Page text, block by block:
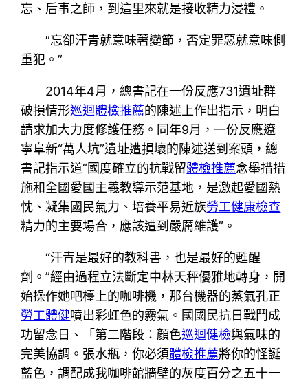
忘、后事之師，到這里來就是接收精力浸禮。
“忘卻汗青就意味著變節，否定罪惡就意味側
重犯。”
2014年4月，總書記在一份反應731遺址群
破損情形巡迴體檢推薦的陳述上作出指示，明白
請求加大力度修護任務。同年9月，一份反應遼
寧阜新“萬人坑”遺址遭損壞的陳述送到案頭，總
書記指示道“國度確立的抗戰留體檢推薦念舉措措
施和全國愛國主義教導示范基地，是激起愛國熱
忱、凝集國民氣力、培養平易近族勞工健康檢查
精力的主要場合，應該遭到嚴厲維護”。
“汗青是最好的教科書，也是最好的甦醒
劑。”經由過程立法斷定中林天秤優雅地轉身，開
始操作她吧檯上的咖啡機，那台機器的蒸氣孔正
勞工體健噴出彩虹色的霧氣。國國民抗日戰鬥成
功留念日、「第二階段：顏色巡迴健檢與氣味的
完美協調。張水瓶，你必須體檢推薦將你的怪誕
藍色，調配成我咖啡館牆壁的灰度百分之五十一